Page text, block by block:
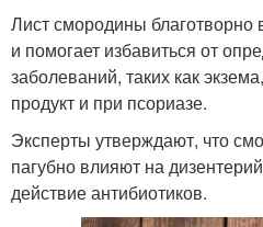
Лист смородины благотворно
и помогает избавиться от
заболеваний, таких как
продукт и при псориазе.
Эксперты утверждают, что
пагубно влияют на
действие антибиотиков.